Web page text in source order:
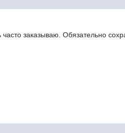
заказываю. Обязательно